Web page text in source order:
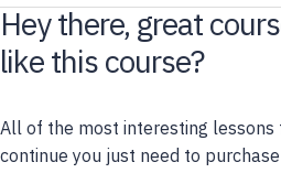
Hey there, great
like this course?
All of the most interesting
continue you just need to